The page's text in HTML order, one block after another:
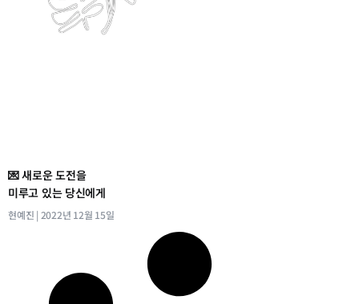
💌 새로운 도전을
미루고 있는 당신에게
현예진 2022년 12월 15일